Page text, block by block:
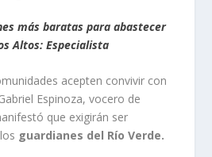
más baratas para abastecer
Altos: Especialista
acepten convivir con
Espinoza, vocero de
que exigirán ser
guardianes del Río Verde.